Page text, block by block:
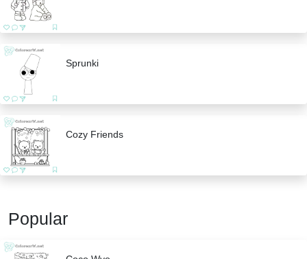
Sprunki
Cozy Friends
Popular